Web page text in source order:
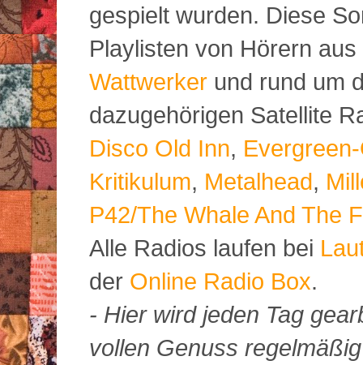
gespielt wurden. Diese
Playlisten von Hörern
Wattwerker und rund um
dazugehörigen Satellite
Disco Old Inn,
Kritikulum, Metalhead,
P42/The Whale And The
Alle Radios laufen bei
der Online Radio Box.
- Hier wird jeden Tag
vollen Genuss